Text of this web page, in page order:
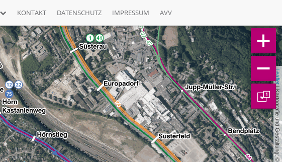
KONTAKT DATENSCHUTZ IMPRESSUM AVV
Leaflet
| Kartografie und Gestaltung: ©
1